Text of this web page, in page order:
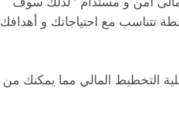
تتناسب مع احتياجاتك و أهدافك
التخطيط المالي مما يمكنك من